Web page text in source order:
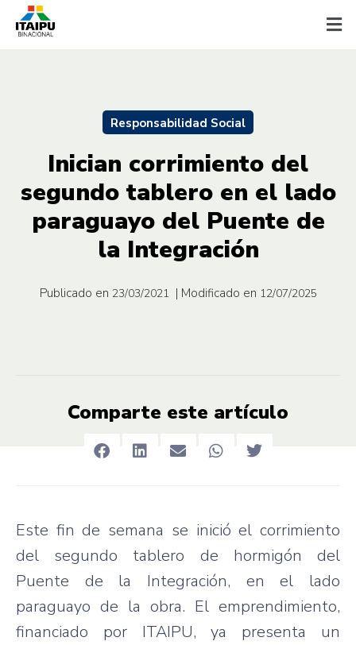
Responsabilidad Social
Inician corrimiento del
segundo tablero en el lado
paraguayo del Puente de
la Integración
Publicado en 23/03/2021 | Modificado en 12/07/2025
Comparte este artículo
Este fin de semana se inició el corrimiento
del segundo tablero de hormigón del
Puente de la Integración, en el lado
paraguayo de la obra. El emprendimiento,
financiado por ITAIPU, ya presenta un